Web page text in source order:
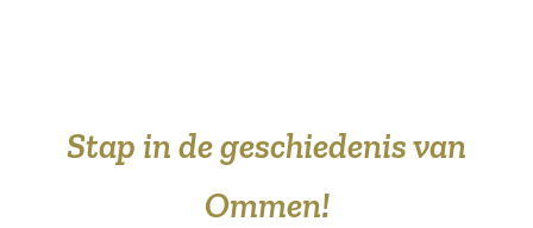
Stap in de geschiedenis van
Ommen!